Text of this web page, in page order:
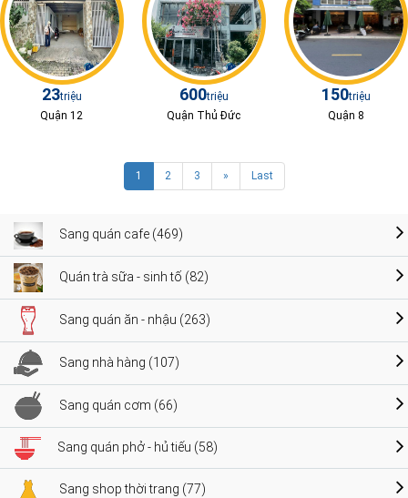
23triệu
Quận 12
600triệu
Quận Thủ Đức
150triệu
Quận 8
1 2 3 » Last
Sang quán cafe (469)
Quán trà sữa - sinh tố (82)
Sang quán ăn - nhậu (263)
Sang nhà hàng (107)
Sang quán cơm (66)
Sang quán phở - hủ tiếu (58)
Sang shop thời trang (77)